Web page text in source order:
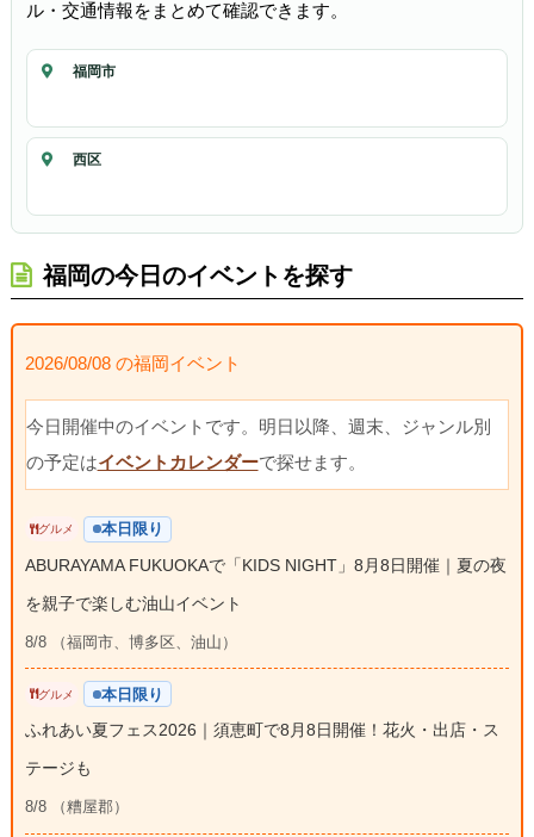
ル・交通情報をまとめて確認できます。
福岡市
西区
福岡の今日のイベントを探す
2026/08/08 の福岡イベント
今日開催中のイベントです。明日以降、週末、ジャンル別
の予定はイベントカレンダーで探せます。
グルメ 本日限り
ABURAYAMA FUKUOKAで「KIDS NIGHT」8月8日開催｜夏の夜
を親子で楽しむ油山イベント
8/8 （福岡市、博多区、油山）
グルメ 本日限り
ふれあい夏フェス2026｜須恵町で8月8日開催！花火・出店・ス
テージも
8/8 （糟屋郡）